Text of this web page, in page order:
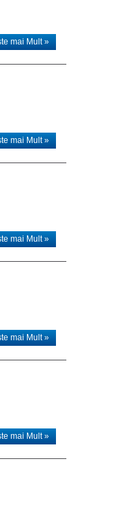
mai Mult »
mai Mult »
mai Mult »
mai Mult »
mai Mult »